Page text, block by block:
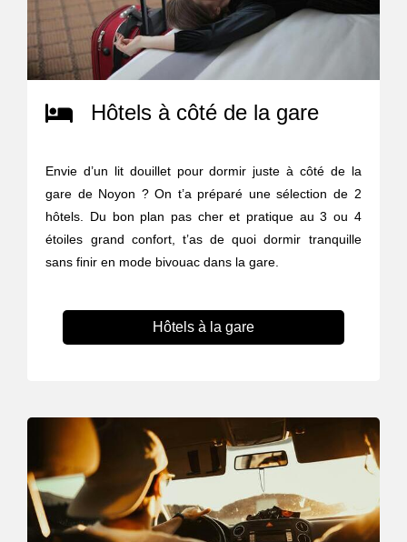
Hôtels à côté de la gare
Envie d’un lit douillet pour dormir juste à côté de la
gare de Noyon ? On t’a préparé une sélection de 2
hôtels. Du bon plan pas cher et pratique au 3 ou 4
étoiles grand confort, t’as de quoi dormir tranquille
sans finir en mode bivouac dans la gare.
Hôtels à la gare